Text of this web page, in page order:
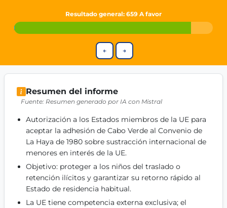
Open government and accountable decision-making
Strengthening European cooperation and democracy
Sustainability, social justice, and evidence-based policy
Innovation in Transparency
We builtCheck Some Votes (CSV), one of Germany's most
Get Involved
Become a member:Join us to advance digital democracy
Volunteer:
Contribute your skills in technology, design,
Support democracy: Help us strengthen accountability
Resultado general: 659 A favor
← →
Resumen del informe
Fuente: Resumen generado por IA con Mistral
Autorización a los Estados miembros de la UE para
aceptar la adhesión de Cabo Verde al Convenio de
La Haya de 1980 sobre sustracción internacional de
menores en interés de la UE.
Objetivo: proteger a los niños del traslado o
retención ilícitos y garantizar su retorno rápido al
Estado de residencia habitual.
La UE tiene competencia externa exclusiva; el